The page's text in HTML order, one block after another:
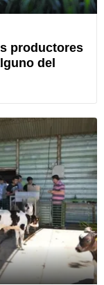
productores
del